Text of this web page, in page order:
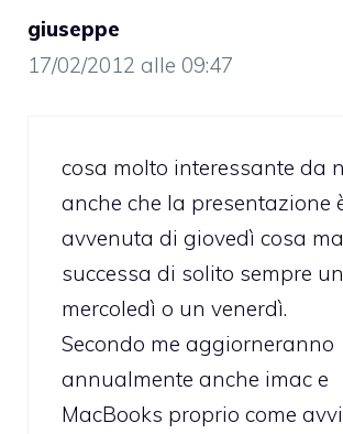
giuseppe
17/02/2012 alle 09:47
cosa molto interessante da
anche che la presentazione
avvenuta di giovedì cosa
successa di solito sempre un
mercoledì o un venerdì.
Secondo me aggiorneranno
annualmente anche imac e
MacBooks proprio come